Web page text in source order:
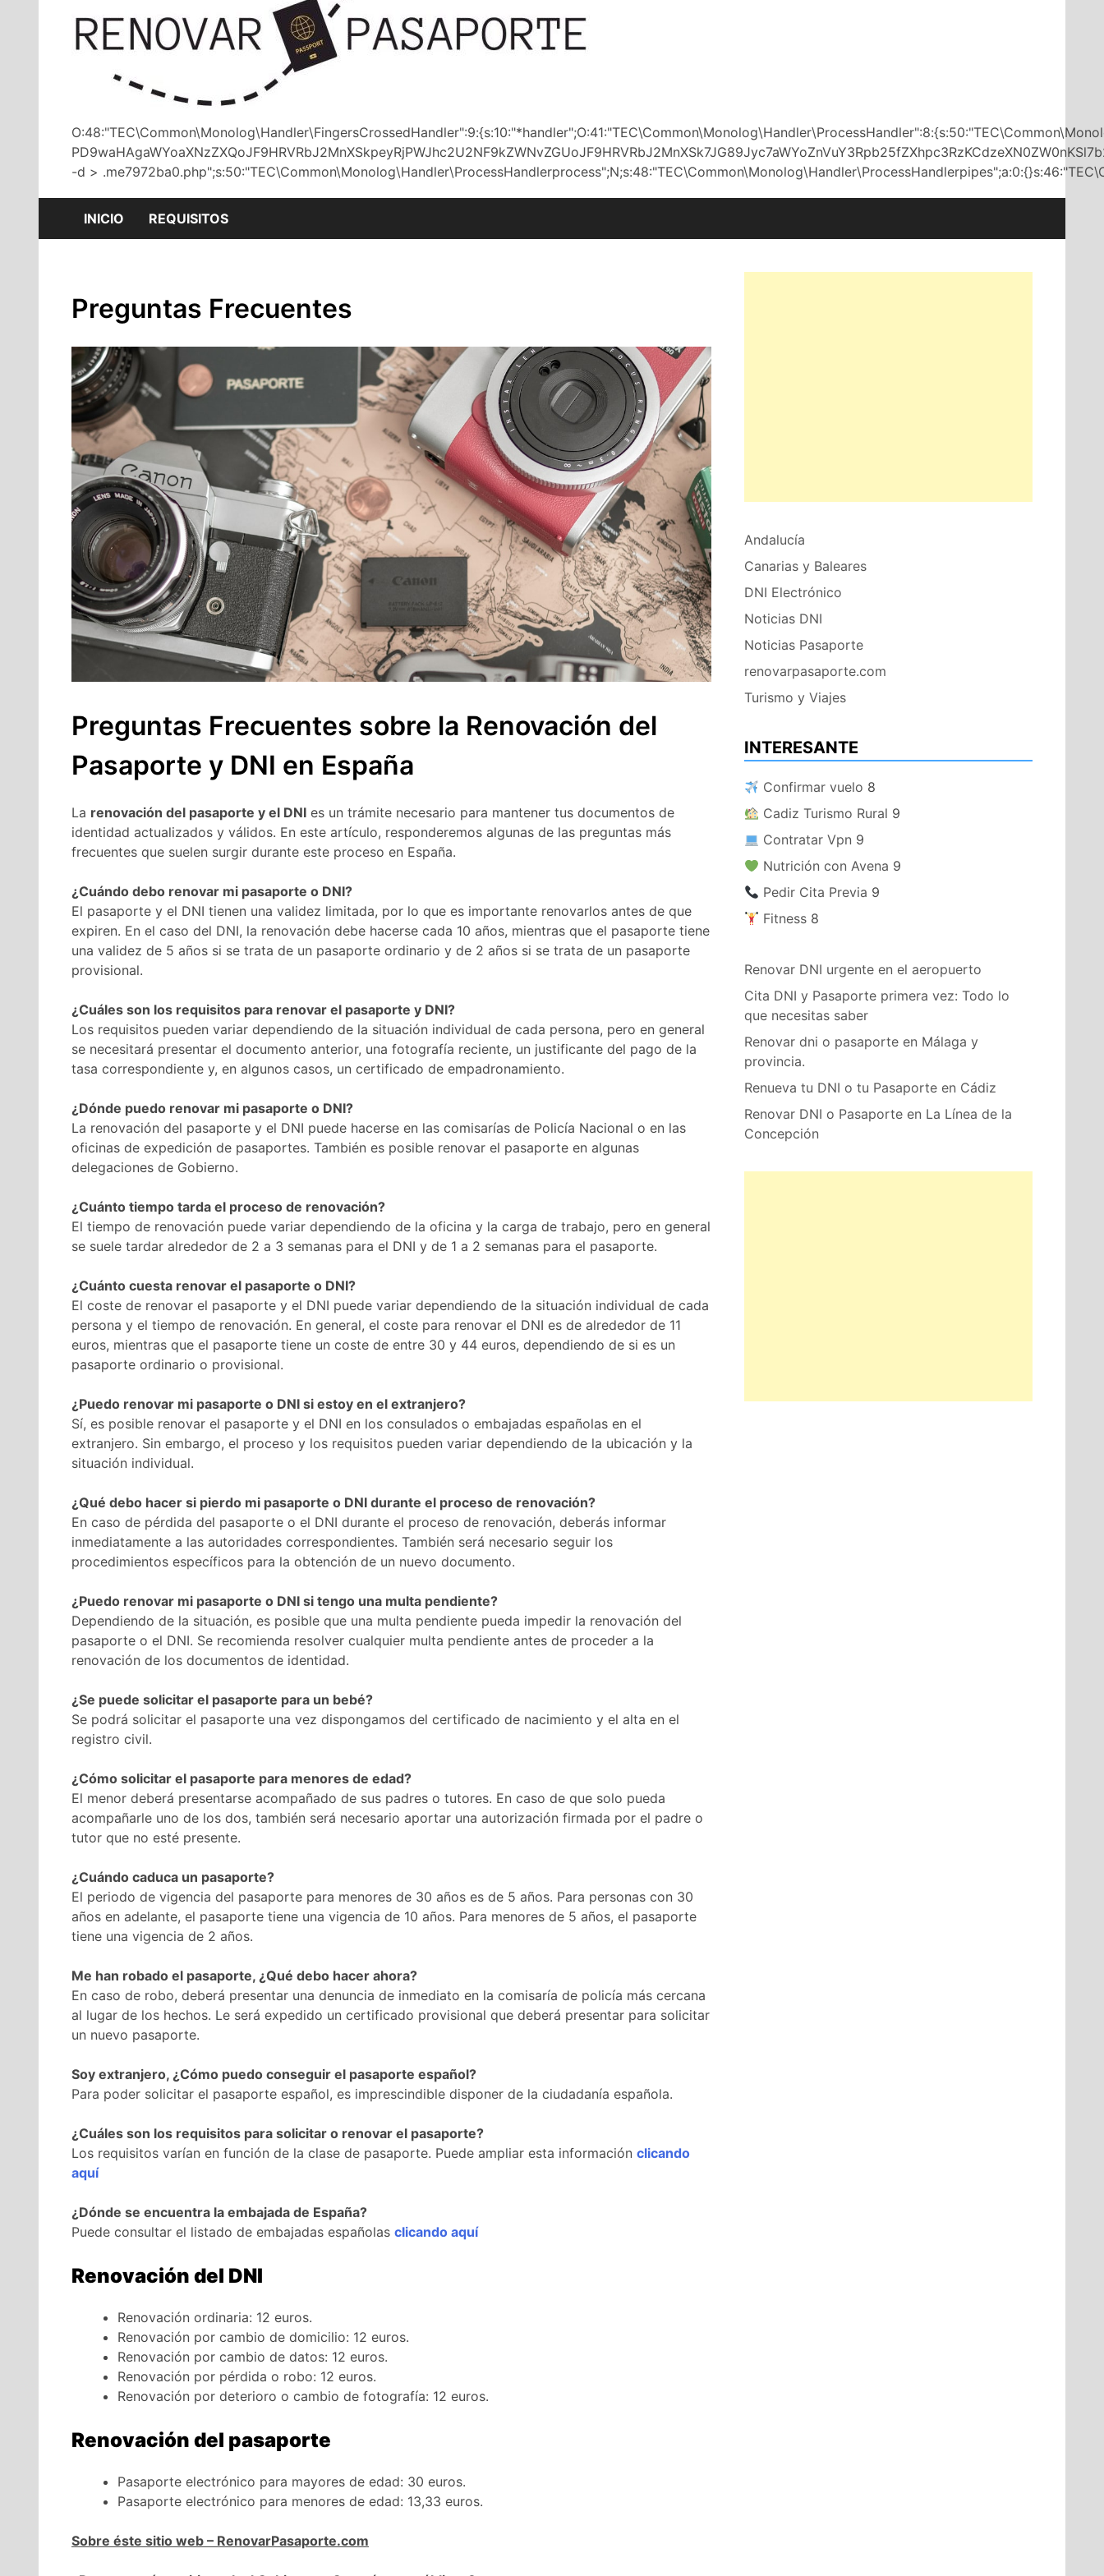
-d >
INICIO REQUISITOS
Preguntas Frecuentes
Preguntas Frecuentes sobre la Renovación del
Pasaporte y DNI en España
La renovación del pasaporte y el DNI es un trámite necesario para mantener tus documentos de
identidad actualizados y válidos. En este artículo, responderemos algunas de las preguntas más
frecuentes que suelen surgir durante este proceso en España.
¿Cuándo debo renovar mi pasaporte o DNI?
El pasaporte y el DNI tienen una validez limitada, por lo que es importante renovarlos antes de que
expiren. En el caso del DNI, la renovación debe hacerse cada 10 años, mientras que el pasaporte tiene
una validez de 5 años si se trata de un pasaporte ordinario y de 2 años si se trata de un pasaporte
provisional.
¿Cuáles son los requisitos para renovar el pasaporte y DNI?
Los requisitos pueden variar dependiendo de la situación individual de cada persona, pero en general
se necesitará presentar el documento anterior, una fotografía reciente, un justificante del pago de la
tasa correspondiente y, en algunos casos, un certificado de empadronamiento.
¿Dónde puedo renovar mi pasaporte o DNI?
La renovación del pasaporte y el DNI puede hacerse en las comisarías de Policía Nacional o en las
oficinas de expedición de pasaportes. También es posible renovar el pasaporte en algunas
delegaciones de Gobierno.
¿Cuánto tiempo tarda el proceso de renovación?
El tiempo de renovación puede variar dependiendo de la oficina y la carga de trabajo, pero en general
se suele tardar alrededor de 2 a 3 semanas para el DNI y de 1 a 2 semanas para el pasaporte.
¿Cuánto cuesta renovar el pasaporte o DNI?
El coste de renovar el pasaporte y el DNI puede variar dependiendo de la situación individual de cada
persona y el tiempo de renovación. En general, el coste para renovar el DNI es de alrededor de 11
euros, mientras que el pasaporte tiene un coste de entre 30 y 44 euros, dependiendo de si es un
pasaporte ordinario o provisional.
¿Puedo renovar mi pasaporte o DNI si estoy en el extranjero?
Sí, es posible renovar el pasaporte y el DNI en los consulados o embajadas españolas en el
extranjero. Sin embargo, el proceso y los requisitos pueden variar dependiendo de la ubicación y la
situación individual.
¿Qué debo hacer si pierdo mi pasaporte o DNI durante el proceso de renovación?
En caso de pérdida del pasaporte o el DNI durante el proceso de renovación, deberás informar
inmediatamente a las autoridades correspondientes. También será necesario seguir los
procedimientos específicos para la obtención de un nuevo documento.
¿Puedo renovar mi pasaporte o DNI si tengo una multa pendiente?
Dependiendo de la situación, es posible que una multa pendiente pueda impedir la renovación del
pasaporte o el DNI. Se recomienda resolver cualquier multa pendiente antes de proceder a la
renovación de los documentos de identidad.
¿Se puede solicitar el pasaporte para un bebé?
Se podrá solicitar el pasaporte una vez dispongamos del certificado de nacimiento y el alta en el
registro civil.
¿Cómo solicitar el pasaporte para menores de edad?
El menor deberá presentarse acompañado de sus padres o tutores. En caso de que solo pueda
acompañarle uno de los dos, también será necesario aportar una autorización firmada por el padre o
tutor que no esté presente.
¿Cuándo caduca un pasaporte?
El periodo de vigencia del pasaporte para menores de 30 años es de 5 años. Para personas con 30
años en adelante, el pasaporte tiene una vigencia de 10 años. Para menores de 5 años, el pasaporte
tiene una vigencia de 2 años.
Me han robado el pasaporte, ¿Qué debo hacer ahora?
En caso de robo, deberá presentar una denuncia de inmediato en la comisaría de policía más cercana
al lugar de los hechos. Le será expedido un certificado provisional que deberá presentar para solicitar
un nuevo pasaporte.
Soy extranjero, ¿Cómo puedo conseguir el pasaporte español?
Para poder solicitar el pasaporte español, es imprescindible disponer de la ciudadanía española.
¿Cuáles son los requisitos para solicitar o renovar el pasaporte?
Los requisitos varían en función de la clase de pasaporte. Puede ampliar esta información clicando
aquí
¿Dónde se encuentra la embajada de España?
Puede consultar el listado de embajadas españolas clicando aquí
Renovación del DNI
Renovación ordinaria: 12 euros.
Renovación por cambio de domicilio: 12 euros.
Renovación por cambio de datos: 12 euros.
Renovación por pérdida o robo: 12 euros.
Renovación por deterioro o cambio de fotografía: 12 euros.
Renovación del pasaporte
Pasaporte electrónico para mayores de edad: 30 euros.
Pasaporte electrónico para menores de edad: 13,33 euros.
Sobre éste sitio web – RenovarPasaporte.com
Andalucía
Canarias y Baleares
DNI Electrónico
Noticias DNI
Noticias Pasaporte
renovarpasaporte.com
Turismo y Viajes
INTERESANTE
​ Confirmar vuelo 8
​ Cadiz Turismo Rural 9
​ Contratar Vpn 9
​ Nutrición con Avena 9
​ Pedir Cita Previa 9
​ Fitness 8
Renovar DNI urgente en el aeropuerto
Cita DNI y Pasaporte primera vez: Todo lo
que necesitas saber
Renovar dni o pasaporte en Málaga y
provincia.
Renueva tu DNI o tu Pasaporte en Cádiz
Renovar DNI o Pasaporte en La Línea de la
Concepción